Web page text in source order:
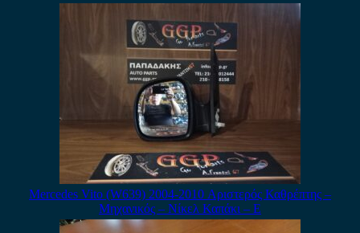
Mercedes Vito (W639) 2004-2010 Αριστερός Καθρέπτης –
Μηχανικός – Νίκελ Καπάκι – E